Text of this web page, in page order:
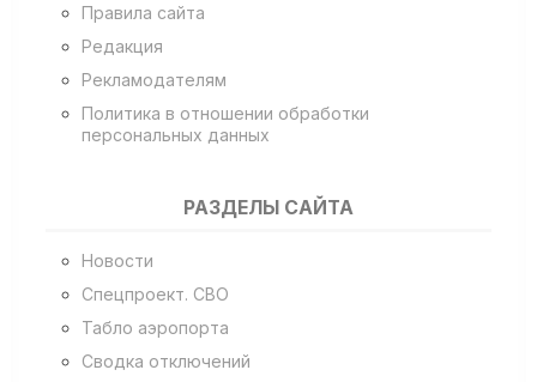
Правила сайта
Редакция
Рекламодателям
Политика в отношении обработки
персональных данных
РАЗДЕЛЫ САЙТА
Новости
Спецпроект. СВО
Табло аэропорта
Сводка отключений